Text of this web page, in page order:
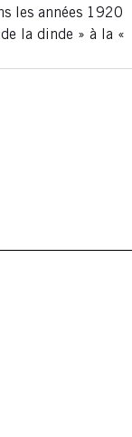
les années 1920
la dinde » à la «